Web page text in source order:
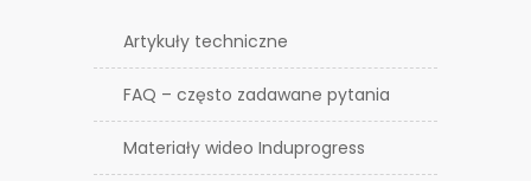
Artykuły techniczne
FAQ – często zadawane pytania
Materiały wideo Induprogress